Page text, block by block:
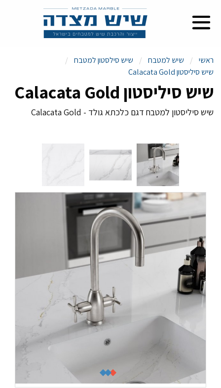
ראשי שיש למטבח
שיש סילסטון למטבח
שיש סיליסטון Calacata Gold
שיש סיליסטון Calacata Gold
שיש סיליסטון למטבח דגם כלכתא גולד - Calacata Gold